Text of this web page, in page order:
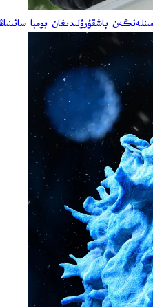
باشقۇرۇلىدىغان بومبا سانىنىڭ